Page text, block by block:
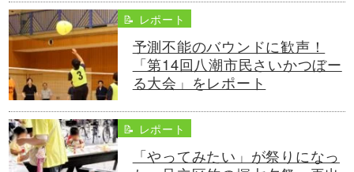
📝 レポート
予測不能のバウンドに歓声！
「第14回八潮市民さいかつぼー
る大会」をレポート
📝 レポート
「やってみたい」が祭りになっ